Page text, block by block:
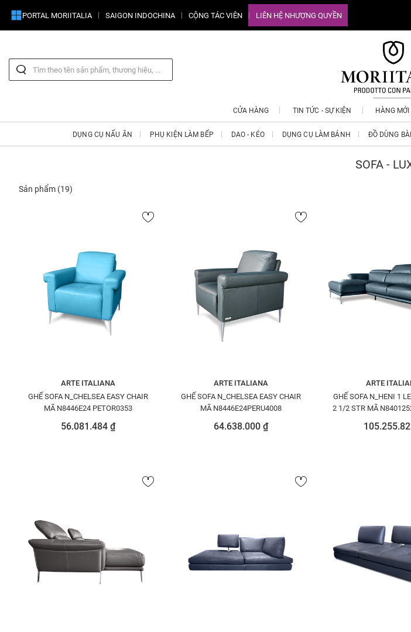
PORTAL MORIITALIA SAIGON INDOCHINA CỘNG TÁC VIÊN LIÊN HỆ NHƯỢNG QUYỀN
CỬA HÀNG TIN TỨC - SỰ KIỆN HÀNG
DỤNG CỤ NẤU ĂN PHỤ KIỆN LÀM BẾP DAO - KÉO DỤNG CỤ LÀM BÁNH ĐỒ DÙNG
SOFA -
Sản phẩm (19)
ARTE ITALIANA
GHẾ SOFA N_CHELSEA EASY CHAIR
MÃ N8446E24 PETOR0353
56.081.484 ₫
ARTE ITALIANA
GHẾ SOFA N_CHELSEA EASY CHAIR
MÃ N8446E24PERU4008
64.638.000 ₫
ARTE
GHẾ SOFA N_HENI 1
2 1/2 STR MÃ